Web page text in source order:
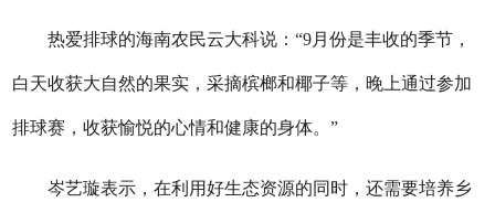
热爱排球的海南农民云大科说：“9月份是丰收的季节，
白天收获大自然的果实，采摘槟榔和椰子等，晚上通过参加
排球赛，收获愉悦的心情和健康的身体。”
岑艺璇表示，在利用好生态资源的同时，还需要培养乡